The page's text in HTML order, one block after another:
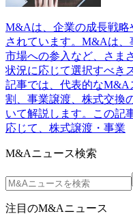
M&Aは、企業の成長戦略
されています。M&Aは
市場への参入など、さま
状況に応じて選択すべき
記事では、代表的なM&A
割、事業譲渡、株式交換
いて解説します。この記
応じて、株式譲渡・事業
M&Aニュース検索
注目のM&Aニュース